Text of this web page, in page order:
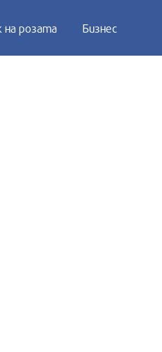
на розата Бизнес